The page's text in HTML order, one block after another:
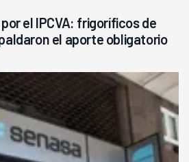
el IPCVA: frigoríficos de
el aporte obligatorio